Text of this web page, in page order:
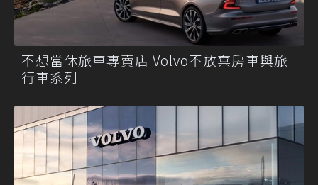
不想當休旅車專賣店 Volvo不放棄房車與旅
行車系列